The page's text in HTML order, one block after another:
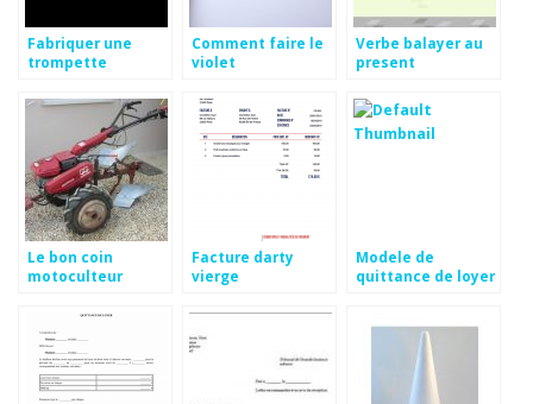
Fabriquer une
trompette
Comment faire le
violet
Verbe balayer au
present
Le bon coin
motoculteur
Facture darty
vierge
Modele de
quittance de loyer